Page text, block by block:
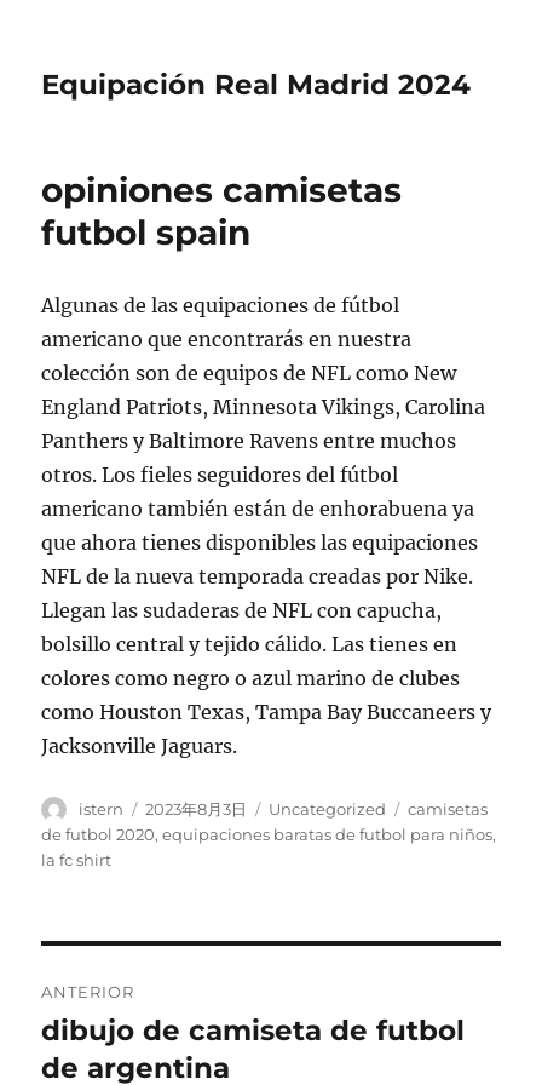
Equipación Real Madrid 2024
opiniones camisetas
futbol spain
Algunas de las equipaciones de fútbol
americano que encontrarás en nuestra
colección son de equipos de NFL como New
England Patriots, Minnesota Vikings, Carolina
Panthers y Baltimore Ravens entre muchos
otros. Los fieles seguidores del fútbol
americano también están de enhorabuena ya
que ahora tienes disponibles las equipaciones
NFL de la nueva temporada creadas por Nike.
Llegan las sudaderas de NFL con capucha,
bolsillo central y tejido cálido. Las tienes en
colores como negro o azul marino de clubes
como Houston Texas, Tampa Bay Buccaneers y
Jacksonville Jaguars.
Autor
istern
Publicado
el
2023年8月3日 Categorías
Uncategorized Etiquetas
camisetas
de futbol 2020,equipaciones baratas de futbol para niños,
la fc shirt
de
entradas
ANTERIOR
Entrada
anterior:
dibujo de camiseta de futbol
de argentina